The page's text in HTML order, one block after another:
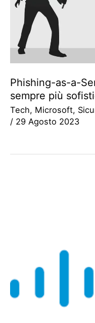
Phishing-as-a-
sempre più
Tech, Microsoft,
/ 29 Agosto 2023